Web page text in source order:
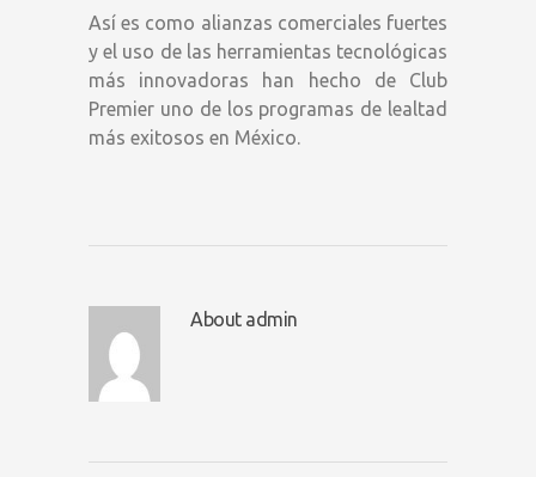
Así es como alianzas comerciales fuertes
y el uso de las herramientas tecnológicas
más innovadoras han hecho de Club
Premier uno de los programas de lealtad
más exitosos en México.
About admin